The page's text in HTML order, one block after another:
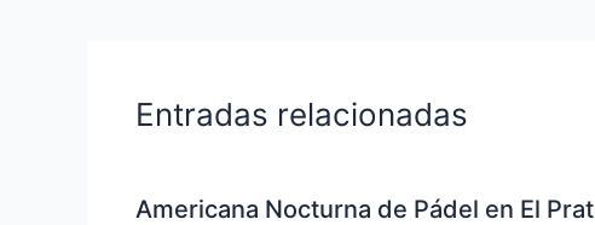
Entradas relacionadas
Americana Nocturna de Pádel en El Prat